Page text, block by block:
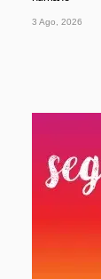
3 Ago, 2026